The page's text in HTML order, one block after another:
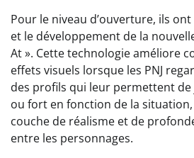
Pour le niveau d’ouverture, ils
et le développement de la
At ». Cette technologie améliore
effets visuels lorsque les PNJ
des profils qui leur permettent
ou fort en fonction de la
couche de réalisme et de
entre les personnages.